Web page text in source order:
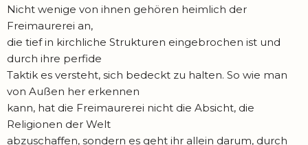
Nicht wenige von ihnen gehören heimlich der
Freimaurerei an,
die tief in kirchliche Strukturen eingebrochen ist und
durch ihre perfide
Taktik es versteht, sich bedeckt zu halten. So wie man
von Außen her erkennen
kann, hat die Freimaurerei nicht die Absicht, die
Religionen der Welt
abzuschaffen, sondern es geht ihr allein darum, durch